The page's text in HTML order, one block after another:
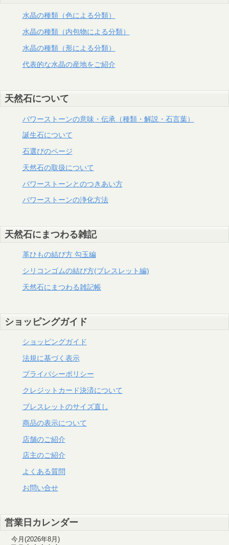
水晶の種類（色による分類）
水晶の種類（内包物による分類）
水晶の種類（形による分類）
代表的な水晶の産地をご紹介
天然石について
パワーストーンの意味・伝承（種類・解説・石言葉）
誕生石について
石選びのページ
天然石の取扱について
パワーストーンとのつきあい方
パワーストーンの浄化方法
天然石にまつわる雑記
革ひもの結び方 勾玉編
シリコンゴムの結び方(ブレスレット編)
天然石にまつわる雑記帳
ショッピングガイド
ショッピングガイド
法規に基づく表示
プライバシーポリシー
クレジットカード決済について
ブレスレットのサイズ直し
商品の表示について
店舗のご紹介
店主のご紹介
よくある質問
お問い合せ
営業日カレンダー
今月(2026年8月)